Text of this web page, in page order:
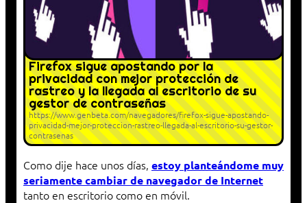
Firefox sigue apostando por la
privacidad con mejor protección de
rastreo y la llegada al escritorio de su
gestor de contraseñas
https://www.genbeta.com/navegadores/firefox-sigue-apostando-
privacidad-mejor-proteccion-rastreo-llegada-al-escritorio-su-gestor-
contrasenas
Como dije hace unos días, estoy planteándome muy
seriamente cambiar de navegador de Internet
tanto en escritorio como en móvil.